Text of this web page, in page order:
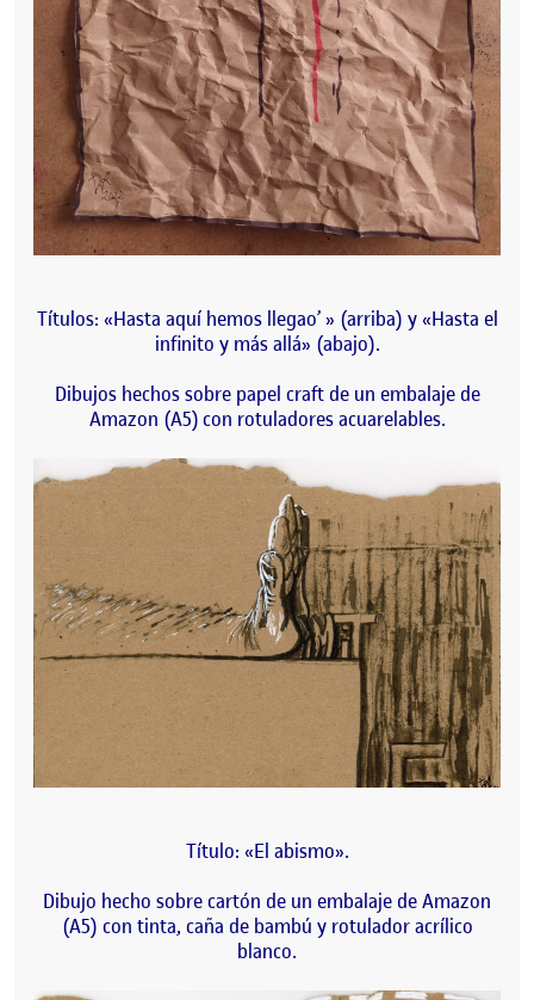
Títulos: «Hasta aquí hemos llegao’ » (arriba) y «Hasta el
infinito y más allá» (abajo).
Dibujos hechos sobre papel craft de un embalaje de
Amazon (A5) con rotuladores acuarelables.
Título: «El abismo».
Dibujo hecho sobre cartón de un embalaje de Amazon
(A5) con tinta, caña de bambú y rotulador acrílico
blanco.